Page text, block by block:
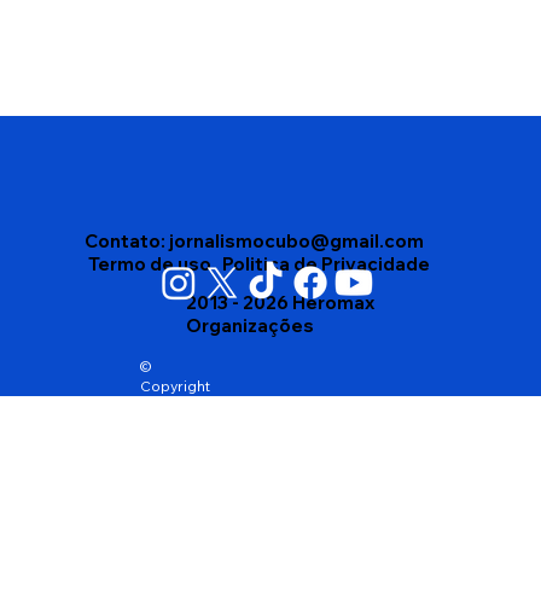
Vigilância Sanitária apreende mais de
Contato: jornalismocubo@gmail.com
Termo de uso Politica de Privacidade
©
Copyright
2013 - 2026 Heromax
Organizações